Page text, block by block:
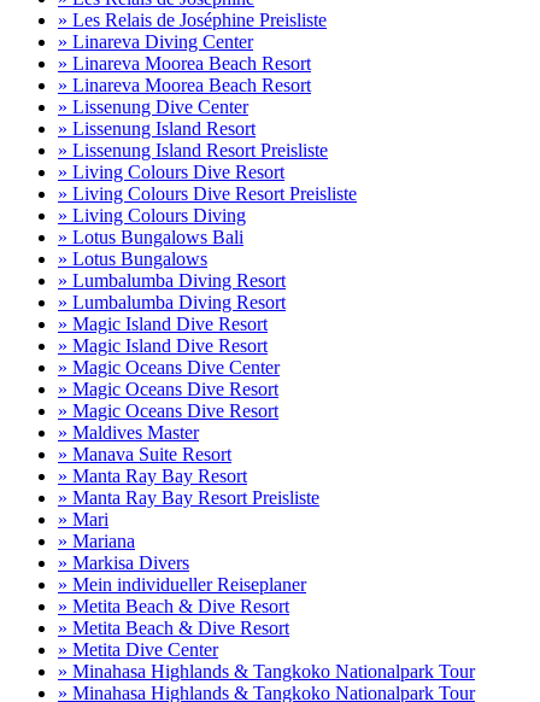
» Les Relais de Joséphine Preisliste
» Linareva Diving Center
» Linareva Moorea Beach Resort
» Linareva Moorea Beach Resort
» Lissenung Dive Center
» Lissenung Island Resort
» Lissenung Island Resort Preisliste
» Living Colours Dive Resort
» Living Colours Dive Resort Preisliste
» Living Colours Diving
» Lotus Bungalows Bali
» Lotus Bungalows
» Lumbalumba Diving Resort
» Lumbalumba Diving Resort
» Magic Island Dive Resort
» Magic Island Dive Resort
» Magic Oceans Dive Center
» Magic Oceans Dive Resort
» Magic Oceans Dive Resort
» Maldives Master
» Manava Suite Resort
» Manta Ray Bay Resort
» Manta Ray Bay Resort Preisliste
» Mari
» Mariana
» Markisa Divers
» Mein individueller Reiseplaner
» Metita Beach & Dive Resort
» Metita Beach & Dive Resort
» Metita Dive Center
» Minahasa Highlands & Tangkoko Nationalpark Tour
» Minahasa Highlands & Tangkoko Nationalpark Tour